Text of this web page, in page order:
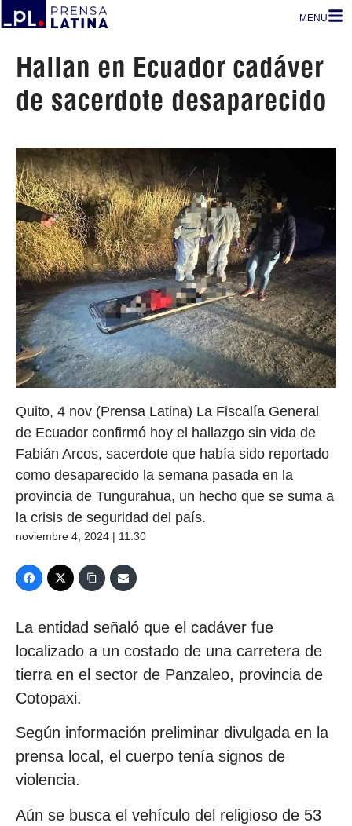
MENU
Hallan en Ecuador cadáver
de sacerdote desaparecido
Quito, 4 nov (Prensa Latina) La Fiscalía General
de Ecuador confirmó hoy el hallazgo sin vida de
Fabián Arcos, sacerdote que había sido reportado
como desaparecido la semana pasada en la
provincia de Tungurahua, un hecho que se suma a
la crisis de seguridad del país.
noviembre 4, 2024 | 11:30
La entidad señaló que el cadáver fue
localizado a un costado de una carretera de
tierra en el sector de Panzaleo, provincia de
Cotopaxi.
Según información preliminar divulgada en la
prensa local, el cuerpo tenía signos de
violencia.
Aún se busca el vehículo del religioso de 53